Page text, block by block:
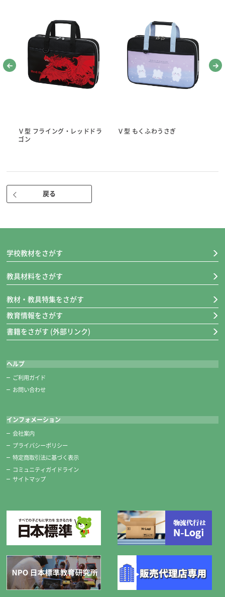
●超軽量硯四五平
●かんたん筆巻
●文鎮二本組（水色）
● 水差し
大筆/小筆
小筆「恵風」は名前書き用に適しています。
裏面は無地なので、両面使い分けることができます。
1.5mm厚で使い心地がしっかりしています。
墨液180cc
穂先が固まりにくい筆にやさしい墨液です。筆を洗い忘れても墨液につ
け直せば穂先がきれいに戻ります。180cc入りです。
超軽量硯四五平/かんたん筆巻
表は墨用、裏は墨液用として両面が使用可能な軽量の硯です。
四五平サイズはコンパクトなので、墨液をたくさん出しすぎず使用でき
ます。
不織布製です。子どもがとめやすいテープ式です。
優良墨
すりやすい優良墨を使用しています。
自由に置ける2本組です。
水差し
Ｖ型 フライング・レッドドラ
ゴン
Ｖ型 もくふわうさぎ
戻る
学校教材をさがす
教具材料をさがす
教材・教具特集をさがす
教育情報をさがす
書籍をさがす (外部リンク)
ヘルプ
ご利用ガイド
お問い合わせ
インフォメーション
会社案内
プライバシーポリシー
特定商取引法に基づく表示
コミュニティガイドライン
サイトマップ